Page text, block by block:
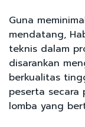
Guna
mendatang,
teknis dalam
disarankan
berkualitas
peserta secara
lomba yang